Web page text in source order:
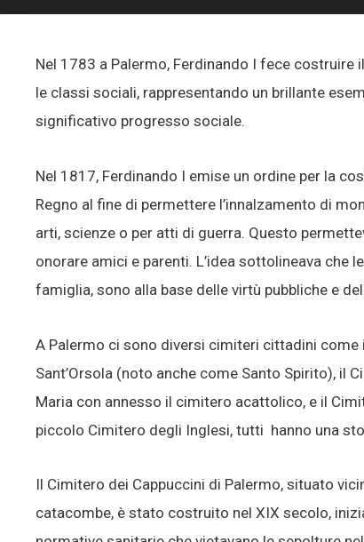
Nel 1783 a Palermo, Ferdinando I fece
le classi sociali, rappresentando un brillante
significativo progresso sociale.
Nel 1817, Ferdinando I emise un ordine per la
Regno al fine di permettere l’innalzamento di
arti, scienze o per atti di guerra. Questo
onorare amici e parenti. L’idea sottolineava che
famiglia, sono alla base delle virtù pubbliche e
A Palermo ci sono diversi cimiteri cittadini come
Sant’Orsola (noto anche come Santo Spirito), il
Maria con annesso il cimitero acattolico, e il
piccolo Cimitero degli Inglesi, tutti hanno una
Il Cimitero dei Cappuccini di Palermo, situato
catacombe, è stato costruito nel XIX secolo,